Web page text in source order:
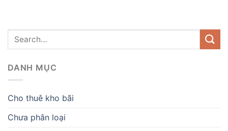
DANH MỤC
Cho thuê kho bãi
Chưa phân loại